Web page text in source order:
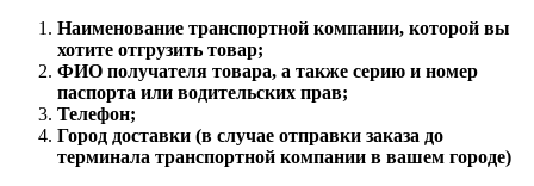
Наименование транспортной компании, которой вы
хотите отгрузить товар;
ФИО получателя товара, а также серию и номер
паспорта или водительских прав;
Телефон;
Город доставки (в случае отправки заказа до
терминала транспортной компании в вашем городе)